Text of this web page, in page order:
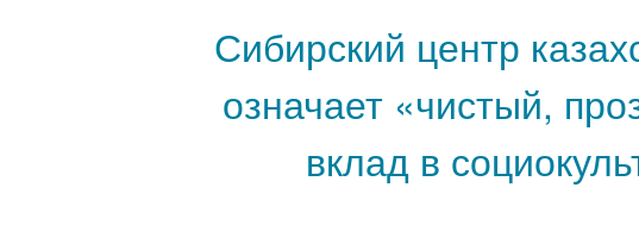
Сибирский центр
означает «чистый,
вклад в